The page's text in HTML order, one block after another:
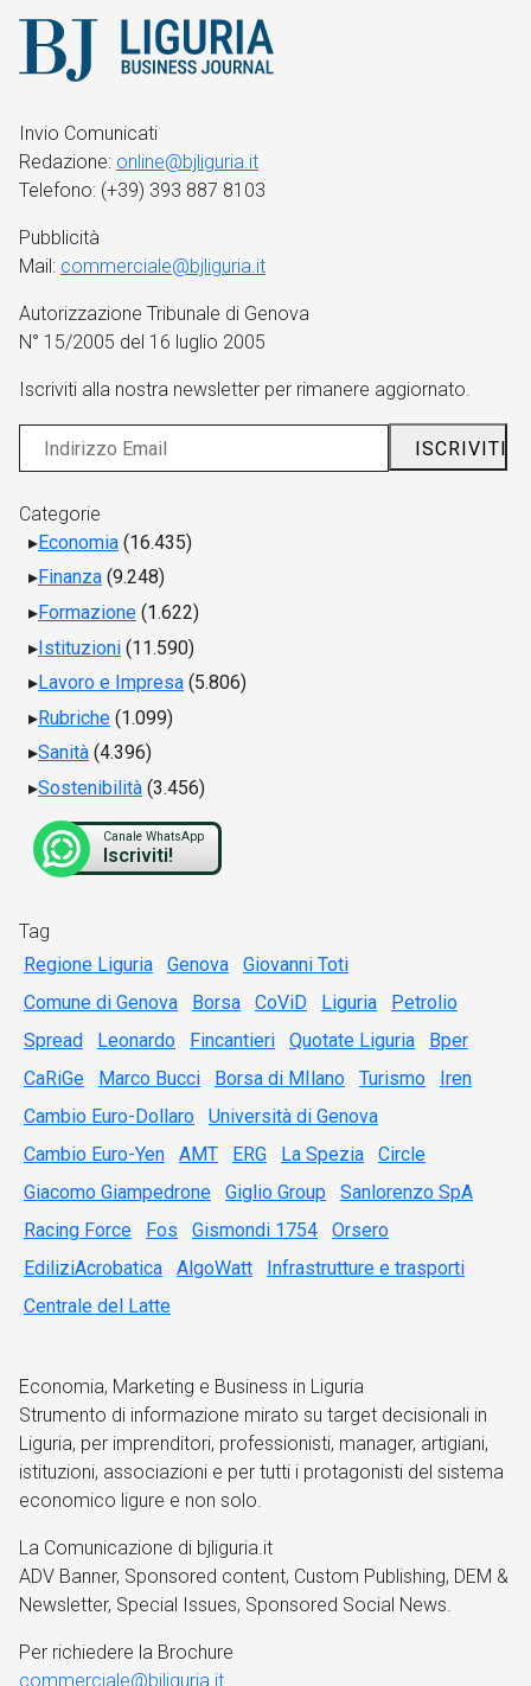
Invio Comunicati
Redazione: online@bjliguria.it
Telefono: (+39) 393 887 8103
Pubblicità
Mail: commerciale@bjliguria.it
Autorizzazione Tribunale di Genova
N° 15/2005 del 16 luglio 2005
Iscriviti alla nostra newsletter per rimanere aggiornato.
Categorie
Economia (16.435)
Finanza (9.248)
Formazione (1.622)
Istituzioni (11.590)
Lavoro e Impresa (5.806)
Rubriche (1.099)
Sanità (4.396)
Sostenibilità (3.456)
Canale WhatsApp
Iscriviti!
Tag
Regione Liguria
Genova
Giovanni Toti
Comune di Genova
Borsa CoViD Liguria
Petrolio
Spread
Leonardo Fincantieri Quotate Liguria
Bper
CaRiGe
Marco Bucci Borsa di MIlano Turismo
Iren
Cambio Euro-Dollaro
Università di Genova
Cambio Euro-Yen
AMT ERG La Spezia
Circle
Giacomo Giampedrone
Giglio Group
Sanlorenzo SpA
Racing Force
Fos Gismondi 1754
Orsero
EdiliziAcrobatica
AlgoWatt
Infrastrutture e trasporti
Centrale del Latte
Economia, Marketing e Business in Liguria
Strumento di informazione mirato su target decisionali in
Liguria, per imprenditori, professionisti, manager, artigiani,
istituzioni, associazioni e per tutti i protagonisti del sistema
economico ligure e non solo.
La Comunicazione di bjliguria.it
ADV Banner, Sponsored content, Custom Publishing, DEM &
Newsletter, Special Issues, Sponsored Social News.
Per richiedere la Brochure
commerciale@bjliguria.it